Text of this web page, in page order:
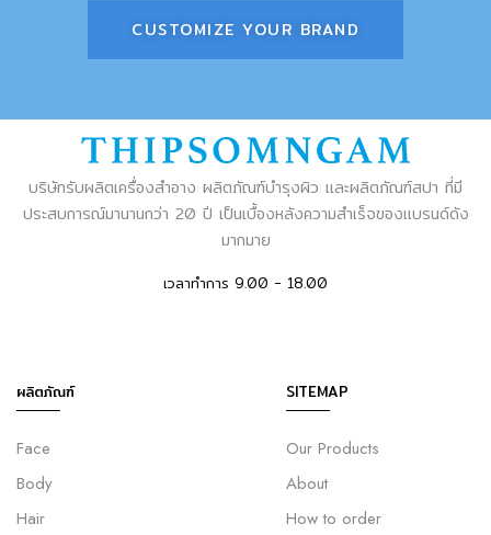
CUSTOMIZE YOUR BRAND
บริษัทรับผลิตเครื่องสำอาง ผลิตภัณฑ์บำรุงผิว และผลิตภัณฑ์สปา ที่มี
ประสบการณ์มานานกว่า 20 ปี เป็นเบื้องหลังความสำเร็จของแบรนด์ดัง
มากมาย
เวลาทำการ 9.00 - 18.00
ผลิตภัณฑ์
Face
Body
Hair
SITEMAP
Our Products
About
How to order